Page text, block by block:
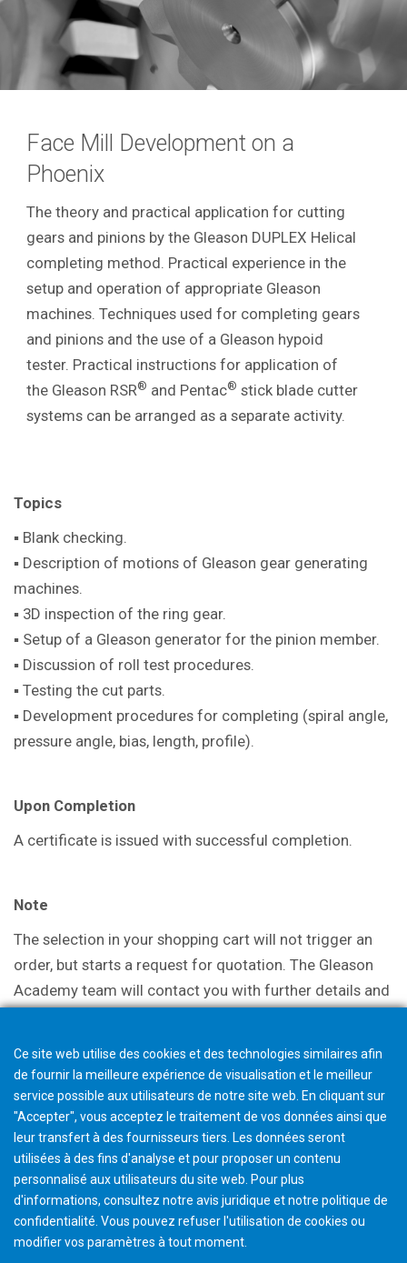
Face Mill Development on a
Phoenix
The theory and practical application for cutting
gears and pinions by the Gleason DUPLEX Helical
completing method. Practical experience in the
setup and operation of appropriate Gleason
machines. Techniques used for completing gears
and pinions and the use of a Gleason hypoid
tester. Practical instructions for application of
the Gleason RSR® and Pentac® stick blade cutter
systems can be arranged as a separate activity.
Topics
▪ Blank checking.
▪ Description of motions of Gleason gear generating
machines.
▪ 3D inspection of the ring gear.
▪ Setup of a Gleason generator for the pinion member.
▪ Discussion of roll test procedures.
▪ Testing the cut parts.
▪ Development procedures for completing (spiral angle,
pressure angle, bias, length, profile).
Upon Completion
A certificate is issued with successful completion.
Note
The selection in your shopping cart will not trigger an
order, but starts a request for quotation. The Gleason
Academy team will contact you with further details and
Ce site web utilise des cookies et des technologies similaires afin
de fournir la meilleure expérience de visualisation et le meilleur
service possible aux utilisateurs de notre site web. En cliquant sur
"Accepter", vous acceptez le traitement de vos données ainsi que
leur transfert à des fournisseurs tiers. Les données seront
utilisées à des fins d'analyse et pour proposer un contenu
personnalisé aux utilisateurs du site web. Pour plus
d'informations, consultez notre avis juridique et notre politique de
confidentialité. Vous pouvez refuser l'utilisation de cookies ou
modifier vos paramètres à tout moment